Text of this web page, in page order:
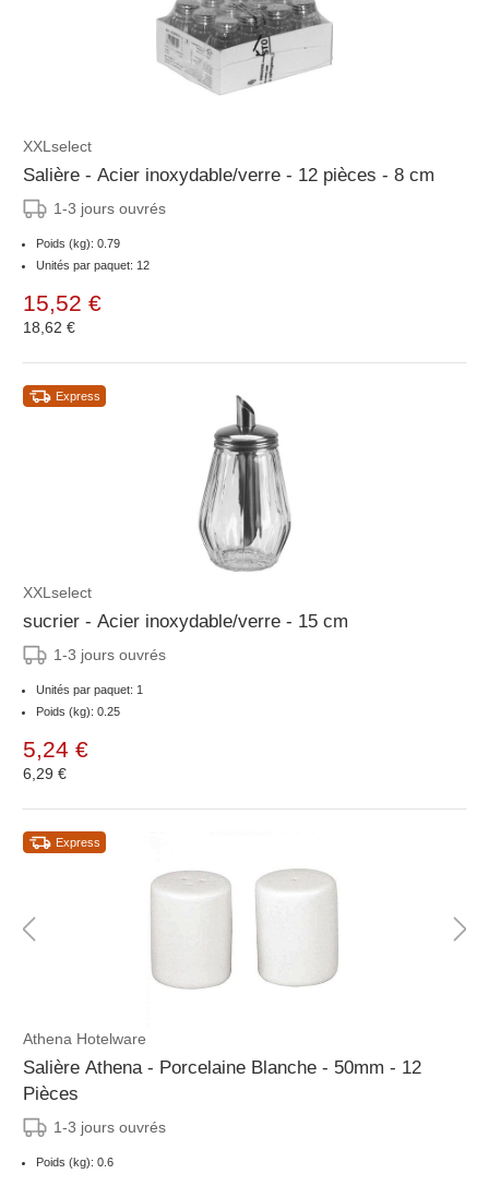
XXLselect
Salière - Acier inoxydable/verre - 12 pièces - 8 cm
1-3 jours ouvrés
Poids (kg): 0.79
Unités par paquet: 12
15,52 €
18,62 €
Express
XXLselect
sucrier - Acier inoxydable/verre - 15 cm
1-3 jours ouvrés
Unités par paquet: 1
Poids (kg): 0.25
5,24 €
6,29 €
Express
Athena Hotelware
Salière Athena - Porcelaine Blanche - 50mm - 12
Pièces
1-3 jours ouvrés
Poids (kg): 0.6